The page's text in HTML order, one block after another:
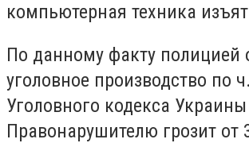
компьютерная техника
По данному факту полицией
уголовное производство по
Уголовного кодекса
Правонарушителю грозит от